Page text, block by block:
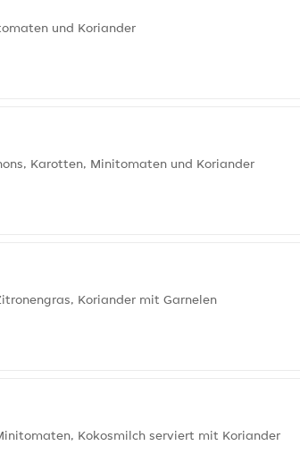
und Koriander
Karotten, Minitomaten und Koriander
Koriander mit Garnelen
Kokosmilch serviert mit Koriander